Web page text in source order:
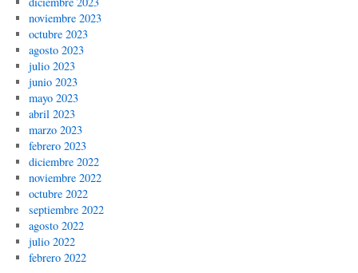
noviembre 2023
octubre 2023
agosto 2023
julio 2023
junio 2023
mayo 2023
abril 2023
marzo 2023
febrero 2023
diciembre 2022
noviembre 2022
octubre 2022
septiembre 2022
agosto 2022
julio 2022
febrero 2022